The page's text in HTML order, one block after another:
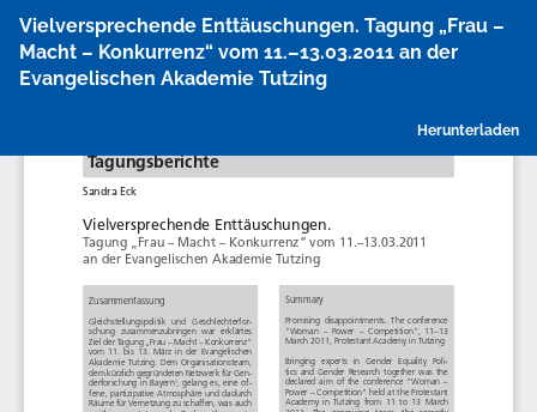
Artikeldetails
zurückkehren
Vielversprechende Enttäuschungen. Tagung „Frau –
Macht – Konkurrenz“ vom 11.–13.03.2011 an der
Evangelischen Akademie Tutzing
Herunterladen